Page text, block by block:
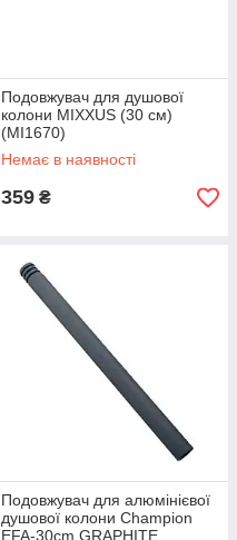
Подовжувач для душової
колони MIXXUS (30 см)
(MI1670)
Немає в наявності
359 ₴
Подовжувач для алюмінієвої
душової колони Champion
EFA-30cm GRAPHITE